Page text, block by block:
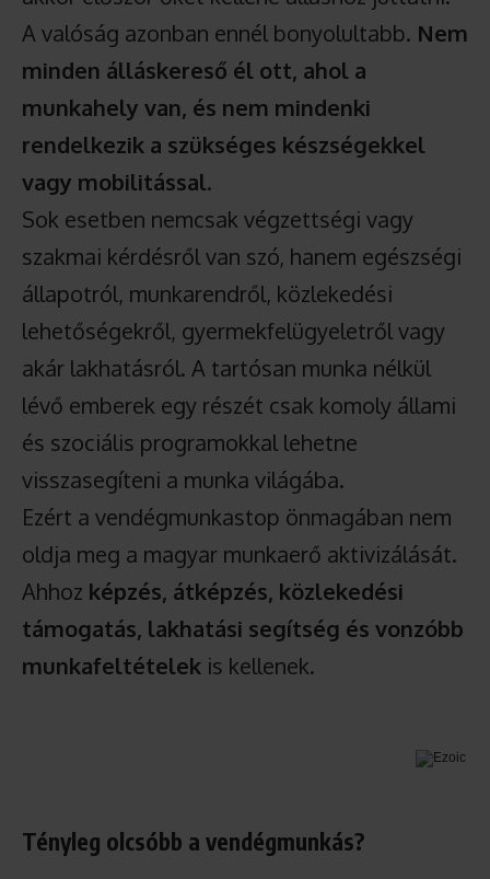
A valóság azonban ennél bonyolultabb. Nem
minden álláskereső él ott, ahol a
munkahely van, és nem mindenki
rendelkezik a szükséges készségekkel
vagy mobilitással.
Sok esetben nemcsak végzettségi vagy
szakmai kérdésről van szó, hanem egészségi
állapotról, munkarendről, közlekedési
lehetőségekről, gyermekfelügyeletről vagy
akár lakhatásról. A tartósan munka nélkül
lévő emberek egy részét csak komoly állami
és szociális programokkal lehetne
visszasegíteni a munka világába.
Ezért a vendégmunkastop önmagában nem
oldja meg a magyar munkaerő aktivizálását.
Ahhoz képzés, átképzés, közlekedési
támogatás, lakhatási segítség és vonzóbb
munkafeltételek is kellenek.
Tényleg olcsóbb a vendégmunkás?